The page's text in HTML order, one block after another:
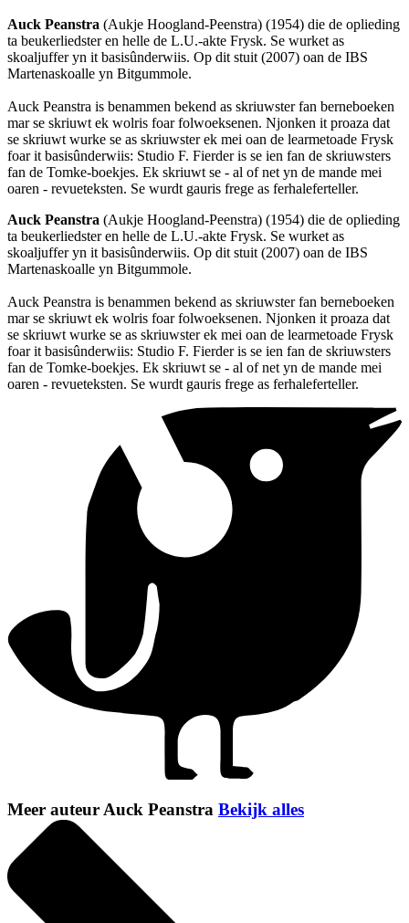
Auck Peanstra (Aukje Hoogland-Peenstra) (1954) die de oplieding
ta beukerliedster en helle de L.U.-akte Frysk. Se wurket as
skoaljuffer yn it basisûnderwiis. Op dit stuit (2007) oan de IBS
Martenaskoalle yn Bitgummole.
Auck Peanstra is benammen bekend as skriuwster fan berneboeken
mar se skriuwt ek wolris foar folwoeksenen. Njonken it proaza dat
se skriuwt wurke se as skriuwster ek mei oan de learmetoade Frysk
foar it basisûnderwiis: Studio F. Fierder is se ien fan de skriuwsters
fan de Tomke-boekjes. Ek skriuwt se - al of net yn de mande mei
oaren - revueteksten. Se wurdt gauris frege as ferhaleferteller.
Auck Peanstra (Aukje Hoogland-Peenstra) (1954) die de oplieding
ta beukerliedster en helle de L.U.-akte Frysk. Se wurket as
skoaljuffer yn it basisûnderwiis. Op dit stuit (2007) oan de IBS
Martenaskoalle yn Bitgummole.
Auck Peanstra is benammen bekend as skriuwster fan berneboeken
mar se skriuwt ek wolris foar folwoeksenen. Njonken it proaza dat
se skriuwt wurke se as skriuwster ek mei oan de learmetoade Frysk
foar it basisûnderwiis: Studio F. Fierder is se ien fan de skriuwsters
fan de Tomke-boekjes. Ek skriuwt se - al of net yn de mande mei
oaren - revueteksten. Se wurdt gauris frege as ferhaleferteller.
Meer auteur Auck Peanstra Bekijk alles